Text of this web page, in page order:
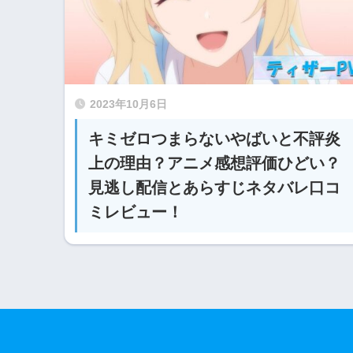
2023年10月6日
キミゼロつまらないやばいと不評炎
上の理由？アニメ感想評価ひどい？
見逃し配信とあらすじネタバレ口コ
ミレビュー！